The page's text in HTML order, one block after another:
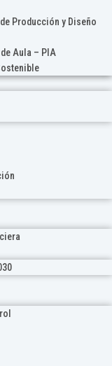
Producción y Diseño
Aula – PIA